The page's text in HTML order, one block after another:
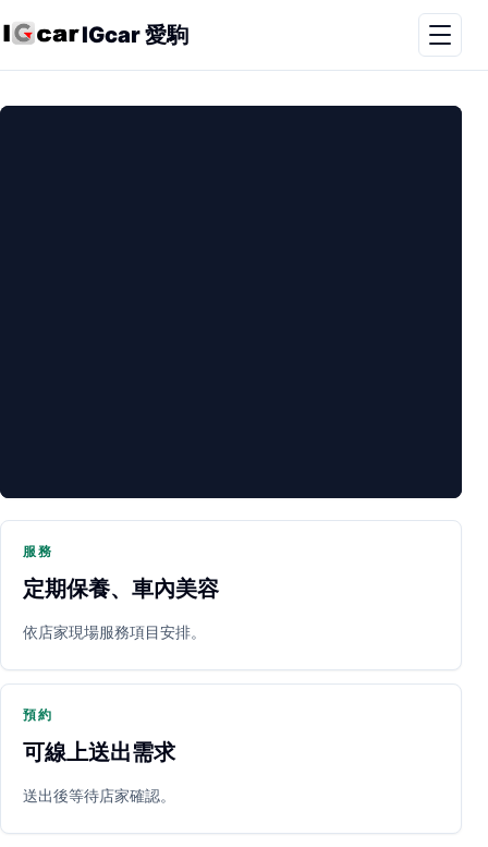
IGcar 愛駒
PARTNER SHOP
立即預約 開啟地圖 其他店家
服務
定期保養、車內美容
依店家現場服務項目安排。
預約
可線上送出需求
送出後等待店家確認。